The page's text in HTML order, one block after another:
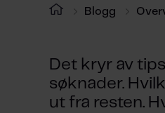
Blogg
Det kryr av
søknader.
ut fra resten.